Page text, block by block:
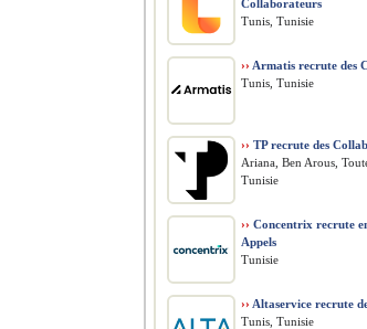
Collaborateurs
Tunis, Tunisie
›› Armatis recrute des
Tunis, Tunisie
›› TP recrute des
Ariana, Ben Arous,
Tunisie
›› Concentrix recrute
Appels
Tunisie
›› Altaservice recrute
Tunis, Tunisie